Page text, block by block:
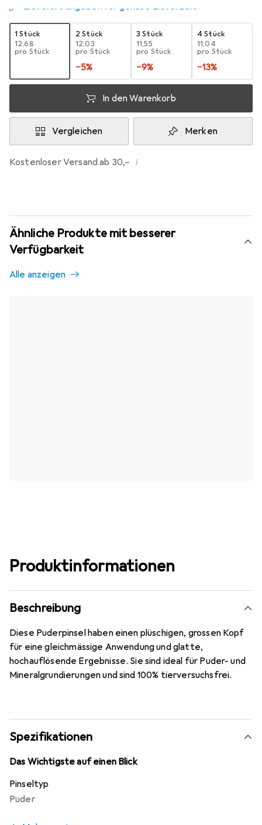
Lieferort angeben für genaue Lieferzeit
1 Stück
EUR
12,68
pro Stück
2 Stück
EUR
12,03
pro Stück
−5%
3 Stück
EUR
11,55
pro Stück
−9%
4 Stück
EUR
11,04
pro Stück
−13%
In den Warenkorb
Vergleichen Merken
Kostenloser Versand ab 30,– i
Ähnliche Produkte mit besserer
Verfügbarkeit
Alle anzeigen
Produktinformationen
Beschreibung
Diese Puderpinsel haben einen plüschigen, grossen Kopf
für eine gleichmässige Anwendung und glatte,
hochauflösende Ergebnisse. Sie sind ideal für Puder- und
Mineralgrundierungen und sind 100% tierversuchsfrei.
Spezifikationen
Das Wichtigste auf einen Blick
Pinseltyp
Puder